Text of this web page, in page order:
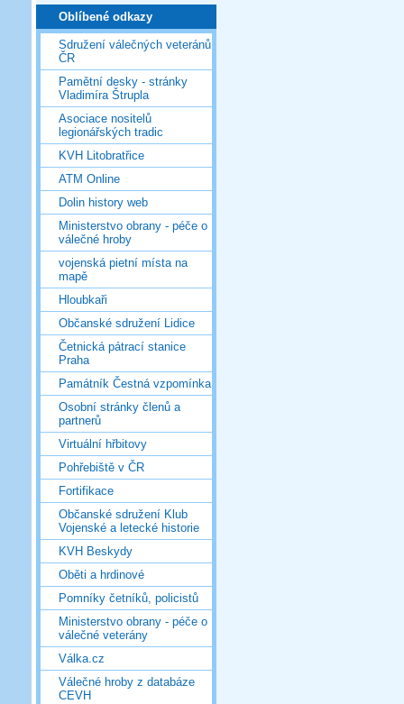
Oblíbené odkazy
Sdružení válečných veteránů
ČR
Pamětní desky - stránky
Vladimíra Štrupla
Asociace nositelů
legionářských tradic
KVH Litobratřice
ATM Online
Dolin history web
Ministerstvo obrany - péče o
válečné hroby
vojenská pietní místa na
mapě
Hloubkaři
Občanské sdružení Lidice
Četnická pátrací stanice
Praha
Památník Čestná vzpomínka
Osobní stránky členů a
partnerů
Virtuální hřbitovy
Pohřebiště v ČR
Fortifikace
Občanské sdružení Klub
Vojenské a letecké historie
KVH Beskydy
Oběti a hrdinové
Pomníky četníků, policistů
Ministerstvo obrany - péče o
válečné veterány
Válka.cz
Válečné hroby z databáze
CEVH